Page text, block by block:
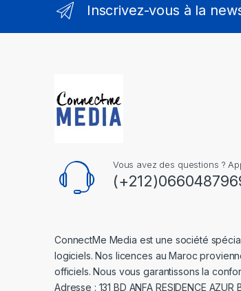
Inscrivez-vous à la
Vous avez des questions ?
ConnectMe Media est une société
logiciels. Nos licences au Maroc
officiels. Nous vous garantissons la
Adresse : 131 BD ANFA RESIDENCE AZUR